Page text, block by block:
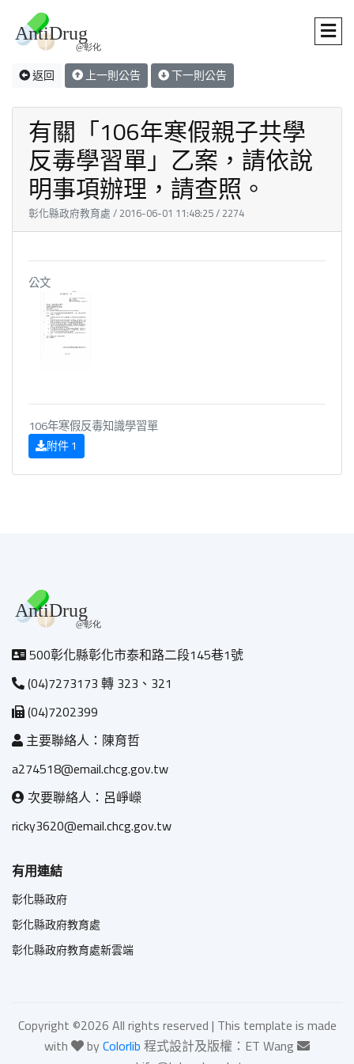
返回 上一則公告 下一則公告
有關「106年寒假親子共學
反毒學習單」乙案，請依說
明事項辦理，請查照。
彰化縣政府教育處 / 2016-06-01 11:48:25 / 2274
公文
106年寒假反毒知識學習單
附件 1
500彰化縣彰化市泰和路二段145巷1號
(04)7273173 轉 323、321
(04)7202399
主要聯絡人：陳育哲
a274518@email.chcg.gov.tw
次要聯絡人：呂崢嶸
ricky3620@email.chcg.gov.tw
有用連結
彰化縣政府
彰化縣政府教育處
彰化縣政府教育處新雲端
Copyright ©2026 All rights reserved | This template is made
with
byColorlib程式設計及版權：ET Wang